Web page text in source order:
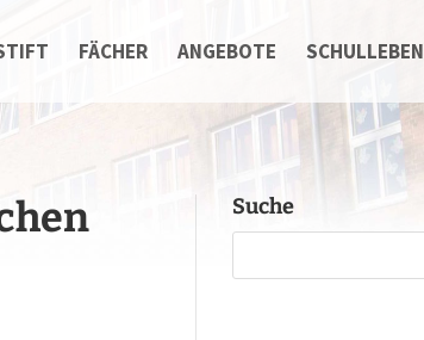
FÄCHER ANGEBOTE SCHULLEBEN
Suche